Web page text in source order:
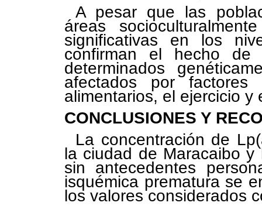
A pesar que las
áreas
significativas en los
confirman el hecho
determinados
afectados por factores
alimentarios, el ejercicio
CONCLUSIONES Y
La concentración de
la ciudad de Maracaibo
sin antecedentes
isquémica prematura se
los valores considerados